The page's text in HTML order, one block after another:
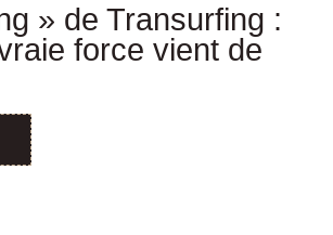
» de Transurfing :
force vient de